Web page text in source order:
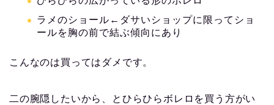
ラメのショール←ダサいショップに限ってショ
ールを胸の前で結ぶ傾向にあり
こんなのは買ってはダメです。
二の腕隠したいから、とひらひらボレロを買う方がい